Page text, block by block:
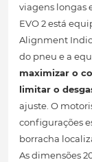
viagens longas
EVO 2 está
Alignment
do pneu e a
maximizar o
limitar o
ajuste. O
configurações
borracha
As dimensões